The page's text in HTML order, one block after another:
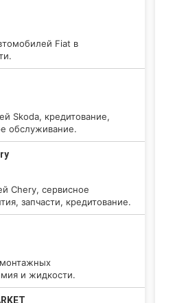
Fiat в
Skoda, кредитование,
обслуживание.
Chery, сервисное
запчасти, кредитование.
и жидкости.